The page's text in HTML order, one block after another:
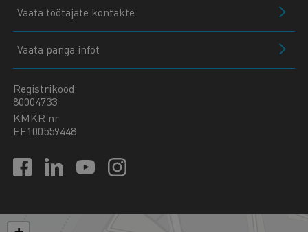
Vaata töötajate kontakte
Vaata panga infot
Registrikood
80004733
KMKR nr
EE100559448